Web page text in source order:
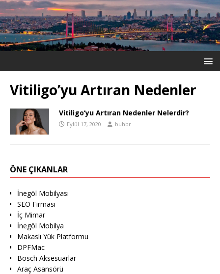
Vitiligo’yu Artıran Nedenler
Vitiligo’yu Artıran Nedenler Nelerdir?
Eylül 17, 2020 buhbr
ÖNE ÇIKANLAR
İnegöl Mobilyası
SEO Firması
İç Mimar
İnegöl Mobilya
Makaslı Yük Platformu
DPFMac
Bosch Aksesuarlar
Araç Asansörü